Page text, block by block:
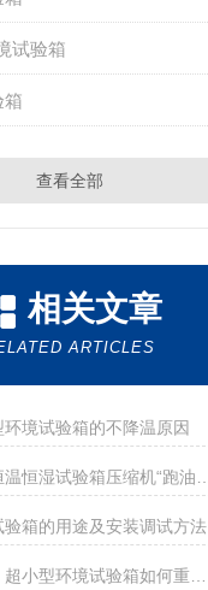
试验箱
箱
查看全部
相关文章
ARTICLES
境试验箱的不降温原因
验箱的用途及安装调试方法
空间革命：超小型环境试验箱如何重塑未来实验室效能边界？